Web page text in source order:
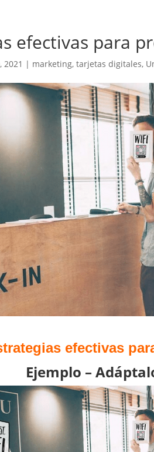
efectivas para
2021 | marketing,tarjetas digitales,
efectivas
Ejemplo –